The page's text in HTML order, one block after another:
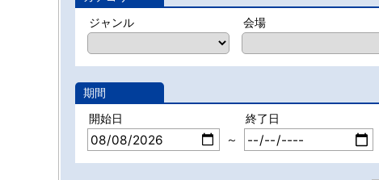
ジャンル
会場
期間
開始日
～
終了日